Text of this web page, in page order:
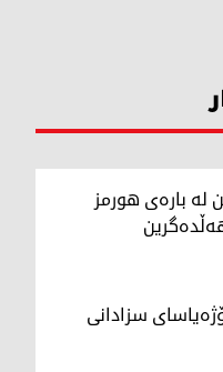
لە بارەی هورمز
سزادانی